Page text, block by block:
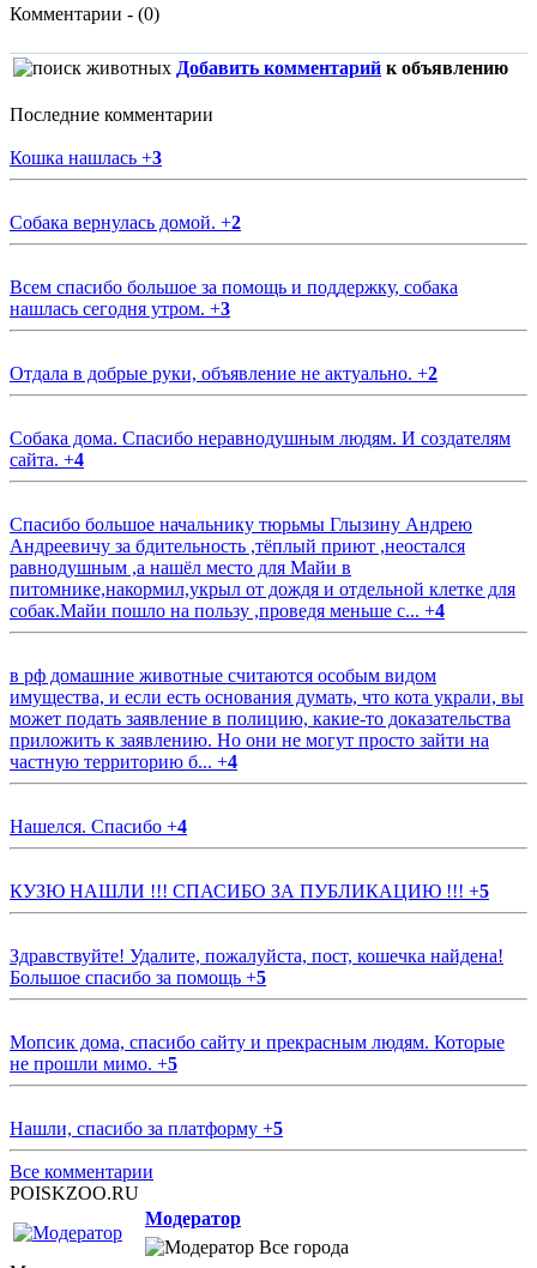
Комментарии - (0)
Добавить комментарий к объявлению
Последние комментарии
Кошка нашлась +3
Собака вернулась домой. +2
Всем спасибо большое за помощь и поддержку, собака
нашлась сегодня утром. +3
Отдала в добрые руки, объявление не актуально. +2
Собака дома. Спасибо неравнодушным людям. И создателям
сайта. +4
Спасибо большое начальнику тюрьмы Глызину Андрею
Андреевичу за бдительность ,тёплый приют ,неостался
равнодушным ,а нашёл место для Майи в
питомнике,накормил,укрыл от дождя и отдельной клетке для
собак.Майи пошло на пользу ,проведя меньше с... +4
в рф домашние животные считаются особым видом
имущества, и если есть основания думать, что кота украли, вы
может подать заявление в полицию, какие-то доказательства
приложить к заявлению. Но они не могут просто зайти на
частную территорию б... +4
Нашелся. Спасибо +4
КУЗЮ НАШЛИ !!! СПАСИБО ЗА ПУБЛИКАЦИЮ !!! +5
Здравствуйте! Удалите, пожалуйста, пост, кошечка найдена!
Большое спасибо за помощь +5
Мопсик дома, спасибо сайту и прекрасным людям. Которые
не прошли мимо. +5
Нашли, спасибо за платформу +5
Все комментарии
POISKZOO.RU
Модератор
Все города